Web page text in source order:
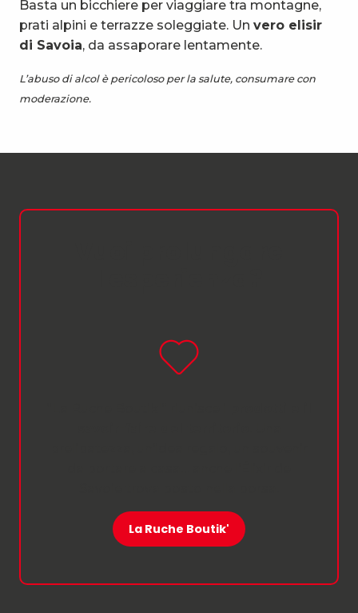
Basta un bicchiere per viaggiare tra montagne,
prati alpini e terrazze soleggiate. Un vero elisir
di Savoia, da assaporare lentamente.
L’abuso di alcol è pericoloso per la salute, consumare con
moderazione.
La Ruche Boutik'